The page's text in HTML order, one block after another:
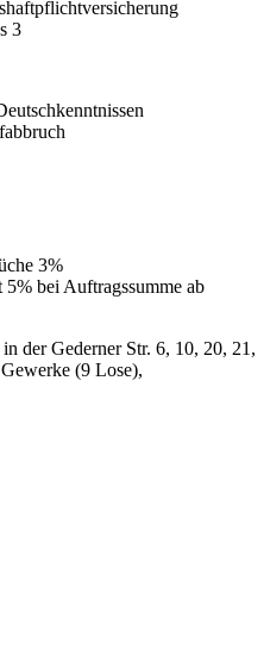
3
3%
bei Auftragssumme ab
der Gederner Str. 6, 10, 20, 21,
(9 Lose),